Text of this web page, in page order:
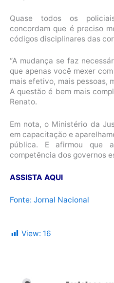
Quase todos os
concordam que é preciso
códigos disciplinares das
“A mudança se faz
que apenas você mexer
mais efetivo, mais pessoas,
A questão é bem mais
Renato.
Em nota, o Ministério da
em capacitação e
pública. E afirmou que
competência dos governos
ASSISTA AQUI
Fonte: Jornal Nacional
View: 16